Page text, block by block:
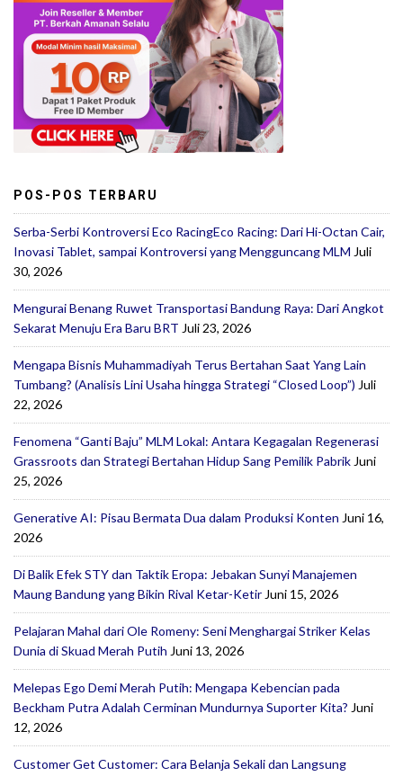
POS-POS TERBARU
Serba-Serbi Kontroversi Eco RacingEco Racing: Dari Hi-Octan Cair,
Inovasi Tablet, sampai Kontroversi yang Mengguncang MLM Juli
30, 2026
Mengurai Benang Ruwet Transportasi Bandung Raya: Dari Angkot
Sekarat Menuju Era Baru BRT Juli 23, 2026
Mengapa Bisnis Muhammadiyah Terus Bertahan Saat Yang Lain
Tumbang? (Analisis Lini Usaha hingga Strategi “Closed Loop”) Juli
22, 2026
Fenomena “Ganti Baju” MLM Lokal: Antara Kegagalan Regenerasi
Grassroots dan Strategi Bertahan Hidup Sang Pemilik Pabrik Juni
25, 2026
Generative AI: Pisau Bermata Dua dalam Produksi Konten Juni 16,
2026
Di Balik Efek STY dan Taktik Eropa: Jebakan Sunyi Manajemen
Maung Bandung yang Bikin Rival Ketar-Ketir Juni 15, 2026
Pelajaran Mahal dari Ole Romeny: Seni Menghargai Striker Kelas
Dunia di Skuad Merah Putih Juni 13, 2026
Melepas Ego Demi Merah Putih: Mengapa Kebencian pada
Beckham Putra Adalah Cerminan Mundurnya Suporter Kita? Juni
12, 2026
Customer Get Customer: Cara Belanja Sekali dan Langsung